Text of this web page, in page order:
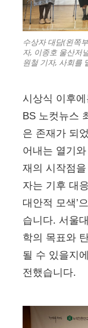
수상자 대담(왼쪽
자, 이종호 울산저
원철 기자, 사회를
시상식 이후
BS 노컷뉴스
은 존재가 되
어내는 열기
재의 시작점
자는 기후 대
대안적 모색’
습니다. 서울
학의 목표와
될 수 있을지
전했습니다.